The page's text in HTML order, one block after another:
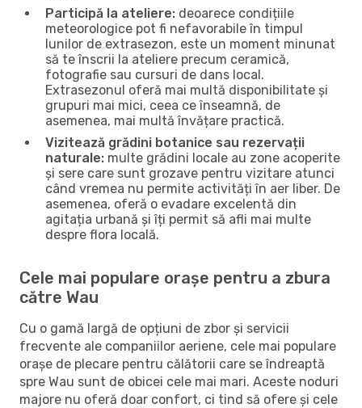
Participă la ateliere: deoarece condițiile
meteorologice pot fi nefavorabile în timpul
lunilor de extrasezon, este un moment minunat
să te înscrii la ateliere precum ceramică,
fotografie sau cursuri de dans local.
Extrasezonul oferă mai multă disponibilitate și
grupuri mai mici, ceea ce înseamnă, de
asemenea, mai multă învățare practică.
Vizitează grădini botanice sau rezervații
naturale: multe grădini locale au zone acoperite
și sere care sunt grozave pentru vizitare atunci
când vremea nu permite activități în aer liber. De
asemenea, oferă o evadare excelentă din
agitația urbană și îți permit să afli mai multe
despre flora locală.
Cele mai populare orașe pentru a zbura
către Wau
Cu o gamă largă de opțiuni de zbor și servicii
frecvente ale companiilor aeriene, cele mai populare
orașe de plecare pentru călătorii care se îndreaptă
spre Wau sunt de obicei cele mai mari. Aceste noduri
majore nu oferă doar confort, ci tind să ofere și cele